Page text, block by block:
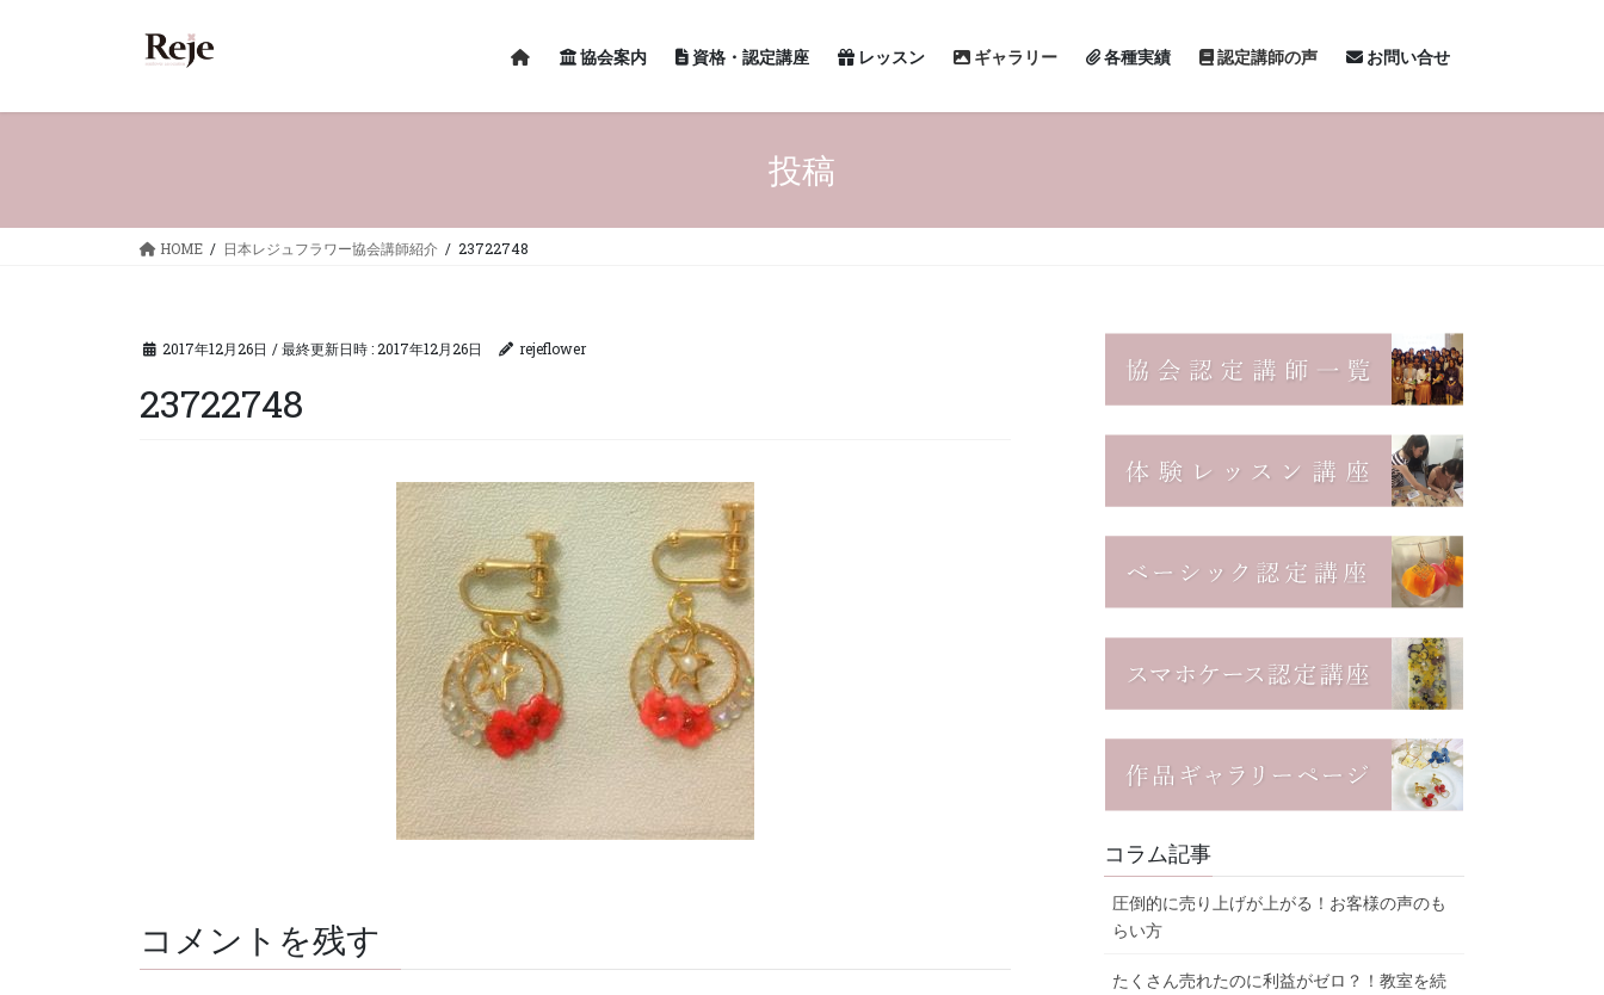
協会案内 資格・認定講座 レッスン ギャラリー 各種実績 認定講師の声 お問い合せ
投稿
HOME 日本レジュフラワー協会講師紹介 23722748
2017年12月26日 / 最終更新日時 : 2017年12月26日 rejeflower
23722748
コメントを残す
コラム記事
圧倒的に売り上げが上がる！お客様の声のも
らい方
たくさん売れたのに利益がゼロ？！教室を続